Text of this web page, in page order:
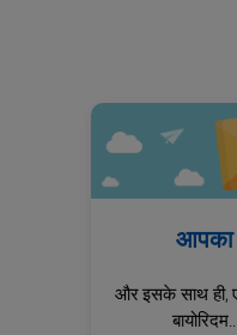
आपका
और इसके साथ ही,